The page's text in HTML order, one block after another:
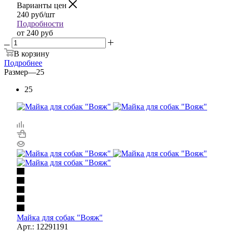
Варианты цен
240 руб/шт
Подробности
от 240 руб
В корзину
Подробнее
Размер—25
25
Майка для собак "Вояж"
Арт.: 12291191